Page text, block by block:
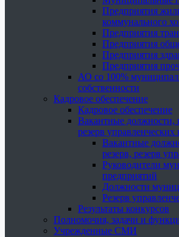
Предприятия
коммунального
Предприятия
Предприятия
Предприятия
Предприятия
АО со 100%
собственности
Кадровое обеспечение
Кадровое обеспечение
Вакантные должности,
резерв управленческих
Вакантные
резерв, резерв
Руководители
предприятий
Должности
Резерв
Результаты конкурсов
Полномочия, задачи и
Учрежденные СМИ